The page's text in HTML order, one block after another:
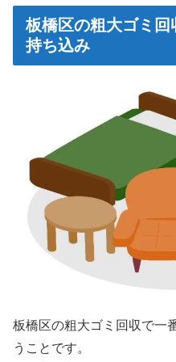
板橋区の粗大ゴミ回
持ち込み
板橋区の粗大ゴミ回収で一
うことです。